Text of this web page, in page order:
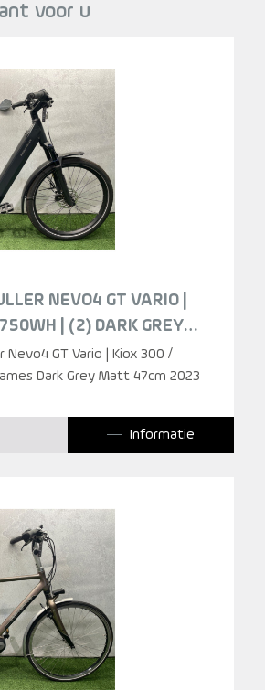
voor u
NEVO4 GT VARIO |
| (2) DARK GREY
2023
Nevo4 GT Vario | Kiox 300 /
Dark Grey Matt 47cm 2023
Informatie